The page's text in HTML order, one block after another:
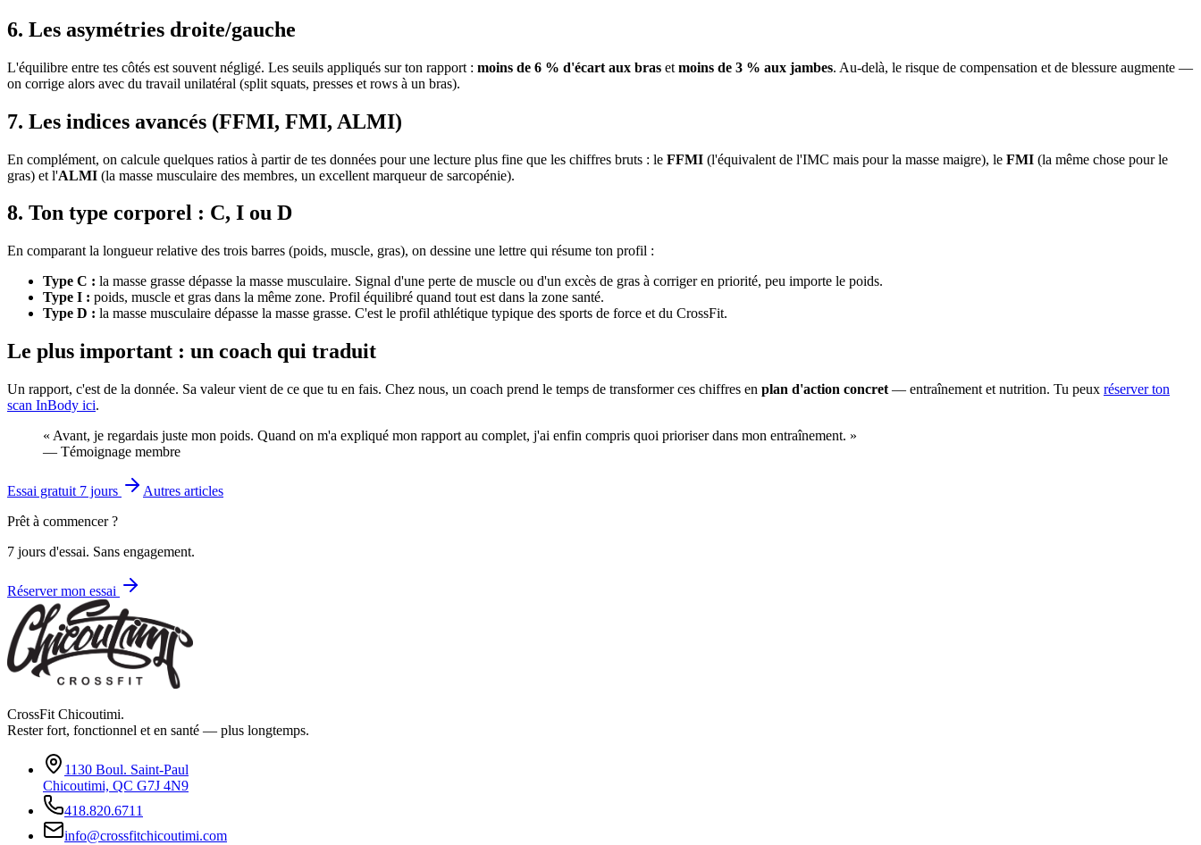
6. Les asymétries droite/gauche
L'équilibre entre tes côtés est souvent négligé. Les seuils appliqués sur ton rapport : moins de 6 % d'écart aux bras et moins de 3 % aux jambes. Au-delà, le risque de compensation et de blessure augmente —
on corrige alors avec du travail unilatéral (split squats, presses et rows à un bras).
7. Les indices avancés (FFMI, FMI, ALMI)
En complément, on calcule quelques ratios à partir de tes données pour une lecture plus fine que les chiffres bruts : le FFMI (l'équivalent de l'IMC mais pour la masse maigre), le FMI (la même chose pour le
gras) et l'ALMI (la masse musculaire des membres, un excellent marqueur de sarcopénie).
8. Ton type corporel : C, I ou D
En comparant la longueur relative des trois barres (poids, muscle, gras), on dessine une lettre qui résume ton profil :
Type C : la masse grasse dépasse la masse musculaire. Signal d'une perte de muscle ou d'un excès de gras à corriger en priorité, peu importe le poids.
Type I : poids, muscle et gras dans la même zone. Profil équilibré quand tout est dans la zone santé.
Type D : la masse musculaire dépasse la masse grasse. C'est le profil athlétique typique des sports de force et du CrossFit.
Le plus important : un coach qui traduit
Un rapport, c'est de la donnée. Sa valeur vient de ce que tu en fais. Chez nous, un coach prend le temps de transformer ces chiffres en plan d'action concret — entraînement et nutrition. Tu peux réserver ton
scan InBody ici.
« Avant, je regardais juste mon poids. Quand on m'a expliqué mon rapport au complet, j'ai enfin compris quoi prioriser dans mon entraînement. »
— Témoignage membre
Essai gratuit 7 jours
Autres articles
Prêt à commencer ?
7 jours d'essai. Sans engagement.
Réserver mon essai
CrossFit Chicoutimi.
Rester fort, fonctionnel et en santé — plus longtemps.
1130 Boul. Saint-Paul
Chicoutimi, QC G7J 4N9
418.820.6711
info@crossfitchicoutimi.com